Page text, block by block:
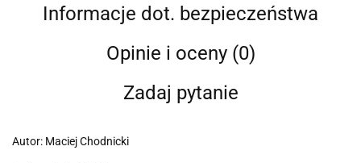
Informacje dot. bezpieczeństwa
Opinie i oceny (0)
Zadaj pytanie
Autor: Maciej Chodnicki